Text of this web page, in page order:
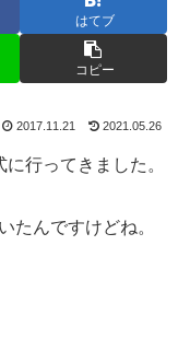
はてブ
コピー
2017.11.21 2021.05.26
行ってきました。
たんですけどね。